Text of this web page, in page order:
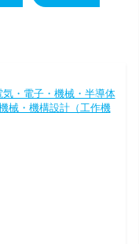
気・電子・機械・半導体
械・機構設計（工作機